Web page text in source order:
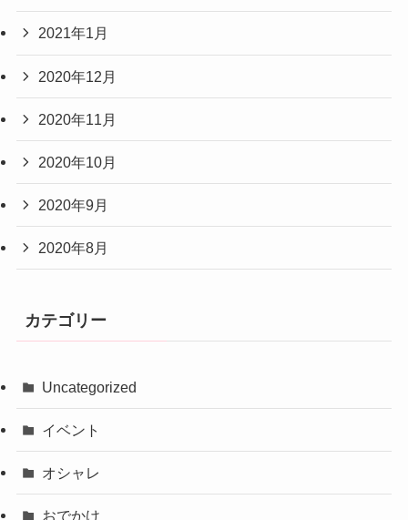
2021年1月
2020年12月
2020年11月
2020年10月
2020年9月
2020年8月
カテゴリー
Uncategorized
イベント
オシャレ
おでかけ